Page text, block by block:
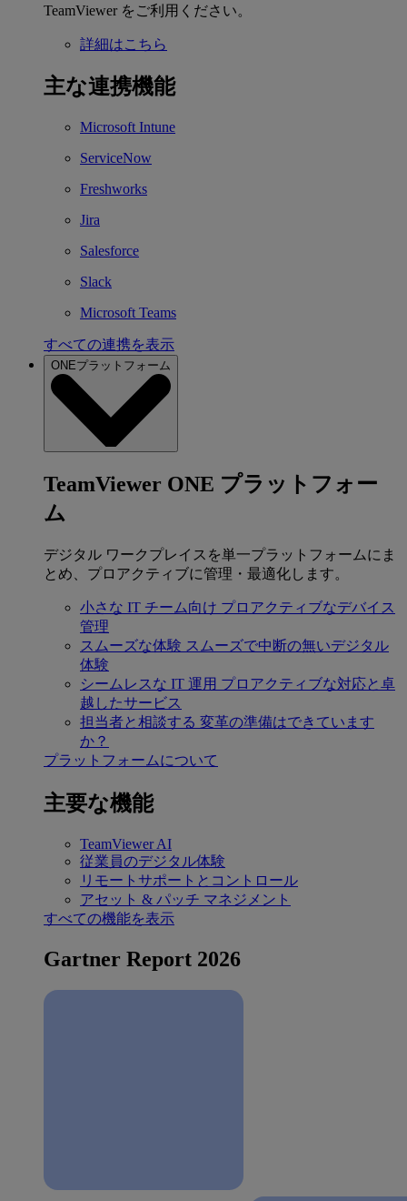
TeamViewer をご利用ください。
詳細はこちら
主な連携機能
Microsoft Intune
ServiceNow
Freshworks
Jira
Salesforce
Slack
Microsoft Teams
すべての連携を表示
ONEプラットフォーム
TeamViewer ONE プラットフォー
ム
デジタル ワークプレイスを単一プラットフォームにま
とめ、プロアクティブに管理・最適化します。
小さな IT チーム向け プロアクティブなデバイス
管理
スムーズな体験 スムーズで中断の無いデジタル
体験
シームレスな IT 運用 プロアクティブな対応と卓
越したサービス
担当者と相談する 変革の準備はできています
か？
プラットフォームについて
主要な機能
TeamViewer AI
従業員のデジタル体験
リモートサポートとコントロール
アセット & パッチ マネジメント
すべての機能を表示
Gartner Report 2026